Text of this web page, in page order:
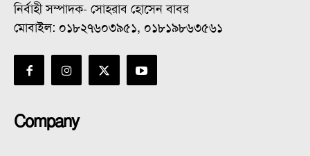
নির্বাহী সম্পাদক- সোহরাব হোসেন বাবর
মোবাইল: ০১৮২৭৬০৩৯৫১, ০১৮১৯৮৬৩৫৬১
Company